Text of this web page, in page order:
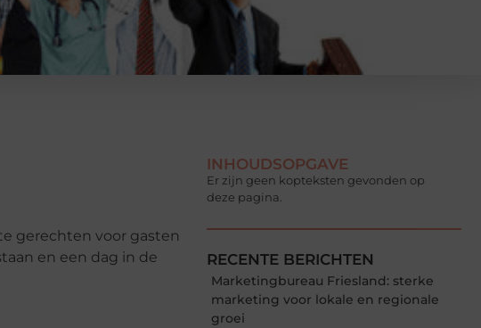
gerechten voor gasten
​​en een dag in de
INHOUDSOPGAVE
Er zijn geen kopteksten gevonden op
deze pagina.
RECENTE BERICHTEN
Marketingbureau Friesland: sterke
marketing voor lokale en regionale
groei